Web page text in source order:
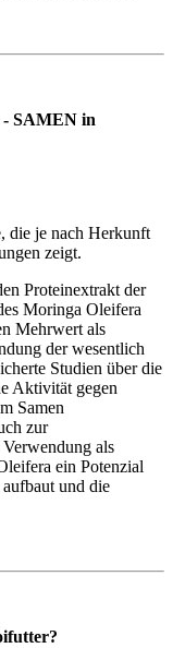
- SAMEN in
die je nach Herkunft
zeigt.
Proteinextrakt der
Moringa Oleifera
Mehrwert als
der wesentlich
Studien über die
Aktivität gegen
Samen
zur
als
ein Potenzial
und die